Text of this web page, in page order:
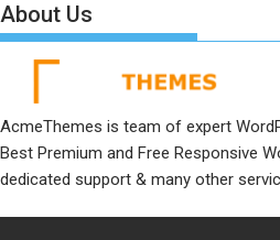
About Us
AcmeThemes is team of expert
Best Premium and Free Responsive
dedicated support & many other